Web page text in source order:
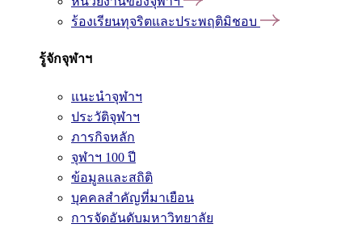
ร้องเรียนทุจริตและประพฤติมิชอบ
รู้จักจุฬาฯ
แนะนำจุฬาฯ
ประวัติจุฬาฯ
ภารกิจหลัก
จุฬาฯ 100 ปี
ข้อมูลและสถิติ
บุคคลสำคัญที่มาเยือน
การจัดอันดับมหาวิทยาลัย